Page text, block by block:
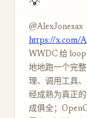
💡
@AlexJonesax
https://x.com/
WWDC 给
地地跑一个完
理、调用工具
经成熟为真正
成俱全；